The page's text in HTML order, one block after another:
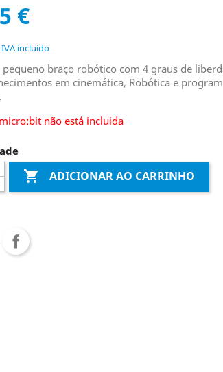
€
incluído
pequeno braço robótico com 4 graus de
em cinemática, Robótica e
não está incluida
 ADICIONAR AO CARRINHO